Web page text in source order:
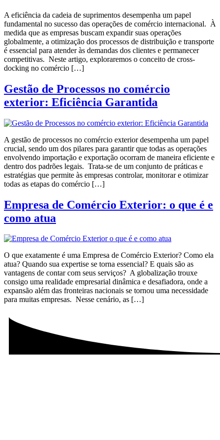
A eficiência da cadeia de suprimentos desempenha um papel
fundamental no sucesso das operações de comércio internacional. À
medida que as empresas buscam expandir suas operações
globalmente, a otimização dos processos de distribuição e transporte
é essencial para atender às demandas dos clientes e permanecer
competitivas. Neste artigo, exploraremos o conceito de cross-
docking no comércio […]
Gestão de Processos no comércio
exterior: Eficiência Garantida
A gestão de processos no comércio exterior desempenha um papel
crucial, sendo um dos pilares para garantir que todas as operações
envolvendo importação e exportação ocorram de maneira eficiente e
dentro dos padrões legais. Trata-se de um conjunto de práticas e
estratégias que permite às empresas controlar, monitorar e otimizar
todas as etapas do comércio […]
Empresa de Comércio Exterior: o que é e
como atua
O que exatamente é uma Empresa de Comércio Exterior? Como ela
atua? Quando sua expertise se torna essencial? E quais são as
vantagens de contar com seus serviços? A globalização trouxe
consigo uma realidade empresarial dinâmica e desafiadora, onde a
expansão além das fronteiras nacionais se tornou uma necessidade
para muitas empresas. Nesse cenário, as […]